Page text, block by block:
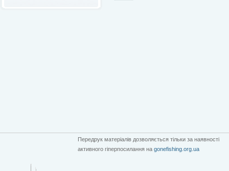
Передрук матеріалів дозволяється тільки за наявності
активного гіперпосилання на gonefishing.org.ua